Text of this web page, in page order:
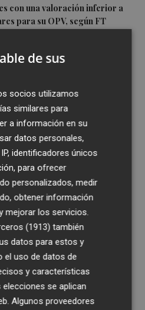
con una valoración inferior a
para su OPV, según FT
su participación al 15%
los gobiernos locales para el
de Jumilla activa el Plan
actualidad de
en tu correo
suscribirme
de sus
socios utilizamos
similares para
a información en su
datos personales,
identificadores únicos
para ofrecer
personalizados, medir
obtener información
mejorar los servicios.
(1913) también
datos para estos y
el uso de datos de
y características
se aplican
Algunos proveedores